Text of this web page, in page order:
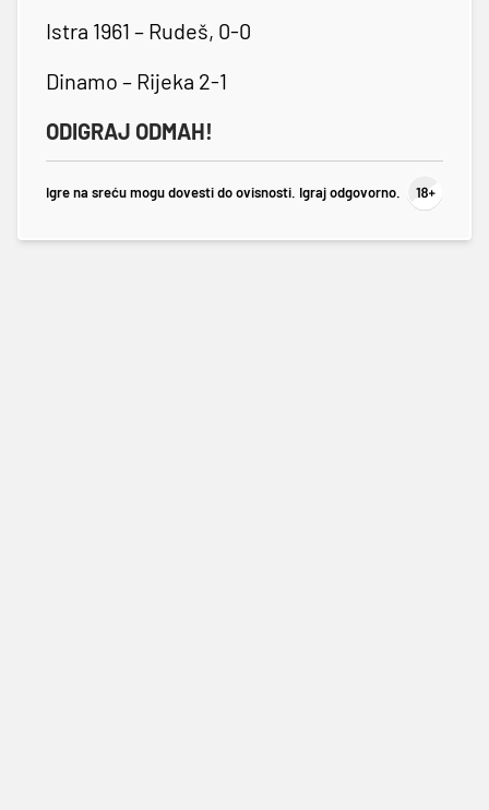
Istra 1961 – Rudeš, 0-0
Dinamo – Rijeka 2-1
ODIGRAJ ODMAH!
Igre na sreću mogu dovesti do ovisnosti. Igraj odgovorno.